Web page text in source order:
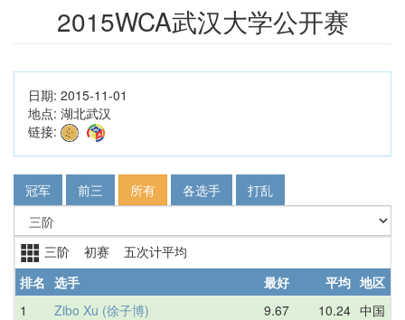
2015WCA武汉大学公开赛
日期: 2015-11-01
地点: 湖北武汉
链接:
冠军 前三 所有 各选手 打乱
三阶 初赛 五次计平均
排名 选手 最好 平均 地区
1
Zibo Xu (徐子博) 9.67 10.24 中国